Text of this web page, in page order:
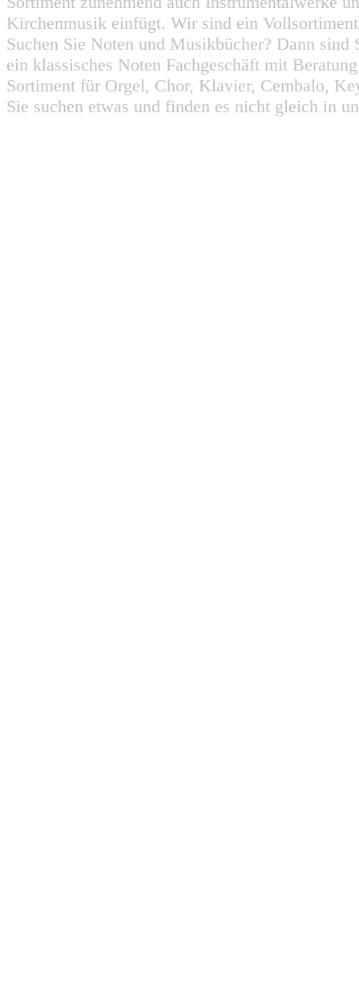
Kirchenmusik einfügt. Wir sind ein
Suchen Sie Noten und Musikbücher? Dann
ein klassisches Noten Fachgeschäft mit
Sortiment für Orgel, Chor, Klavier, Cembalo,
Sie suchen etwas und finden es nicht gleich in